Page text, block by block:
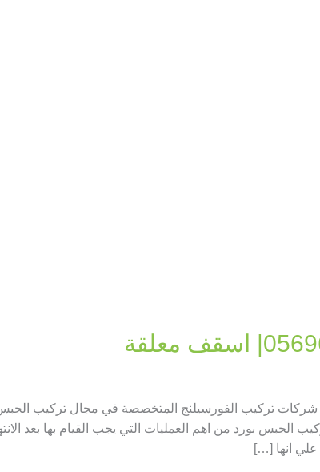
تركيب الفورسيلنج المتخصصة في مجال تركيب
الجبس بورد من اهم العمليات التي يجب القيام بها بعد
علي انها […]